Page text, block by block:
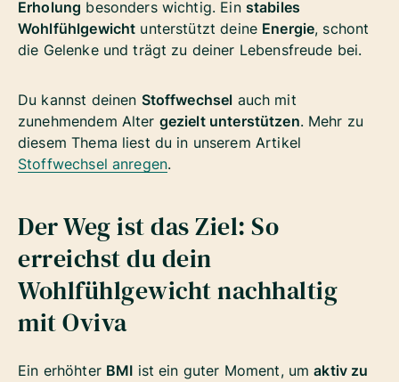
Erholung besonders wichtig. Ein stabiles
Wohlfühlgewicht unterstützt deine Energie, schont
die Gelenke und trägt zu deiner Lebensfreude bei.
Du kannst deinen Stoffwechsel auch mit
zunehmendem Alter gezielt unterstützen. Mehr zu
diesem Thema liest du in unserem Artikel
Stoffwechsel anregen.
Der Weg ist das Ziel: So
erreichst du dein
Wohlfühlgewicht nachhaltig
mit Oviva
Ein erhöhter BMI ist ein guter Moment, umaktiv zu